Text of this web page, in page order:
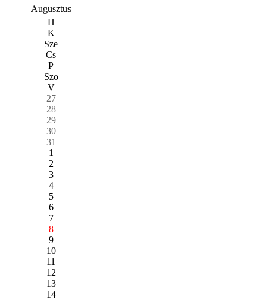
Augusztus
H
K
Sze
Cs
P
Szo
V
27
28
29
30
31
1
2
3
4
5
6
7
8
9
10
11
12
13
14